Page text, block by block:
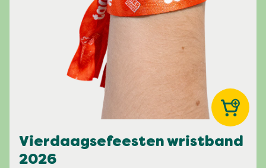
Vierdaagsefeesten wristband
2026